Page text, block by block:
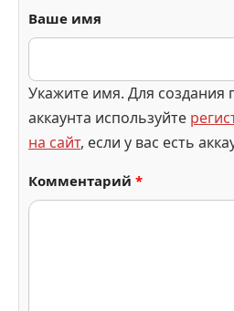
Ваше имя
Укажите имя. Для создания
аккаунта используйте
на сайт, если у вас есть
Комментарий *